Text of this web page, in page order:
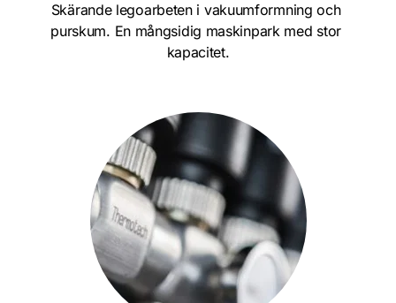
Skärande legoarbeten i vakuumformning och
purskum. En mångsidig maskinpark med stor
kapacitet.